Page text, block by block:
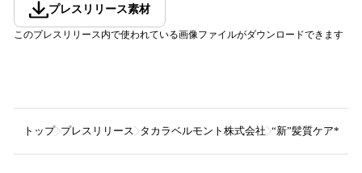
プレスリリース素材
このプレスリリース内で使われている画像ファイルがダウンロードできます
トップ プレスリリース タカラベルモント株式会社 “新”髪質ケア*ス